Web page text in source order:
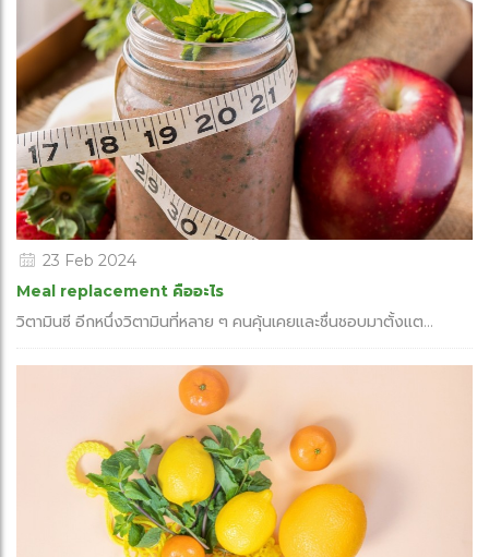
23 Feb 2024
Meal replacement คืออะไร
วิตามินซี อีกหนึ่งวิตามินที่หลาย ๆ คนคุ้นเคยและชื่นชอบมาตั้งแต...